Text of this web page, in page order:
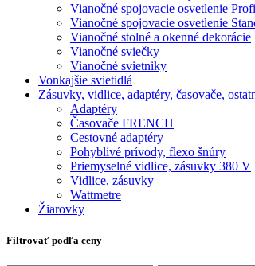
Vianočné spojovacie osvetlenie Profi
Vianočné spojovacie osvetlenie
Vianočné stolné a okenné dekorácie
Vianočné sviečky
Vianočné svietniky
Vonkajšie svietidlá
Zásuvky, vidlice, adaptéry, časovače,
Adaptéry
Časovače FRENCH
Cestovné adaptéry
Pohyblivé prívody, flexo šnúry
Priemyselné vidlice, zásuvky 380 V
Vidlice, zásuvky
Wattmetre
Žiarovky
Filtrovať podľa ceny